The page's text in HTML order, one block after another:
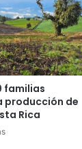
familias
producción de
Rica